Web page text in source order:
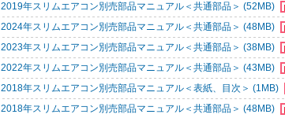
2019年スリムエアコン別売部品マニュアル＜共通部品＞ (52MB)
2024年スリムエアコン別売部品マニュアル＜共通部品＞ (48MB)
2023年スリムエアコン別売部品マニュアル＜共通部品＞ (38MB)
2022年スリムエアコン別売部品マニュアル＜共通部品＞ (43MB)
2018年スリムエアコン別売部品マニュアル＜表紙、目次＞ (1MB)
2018年スリムエアコン別売部品マニュアル＜共通部品＞ (48MB)